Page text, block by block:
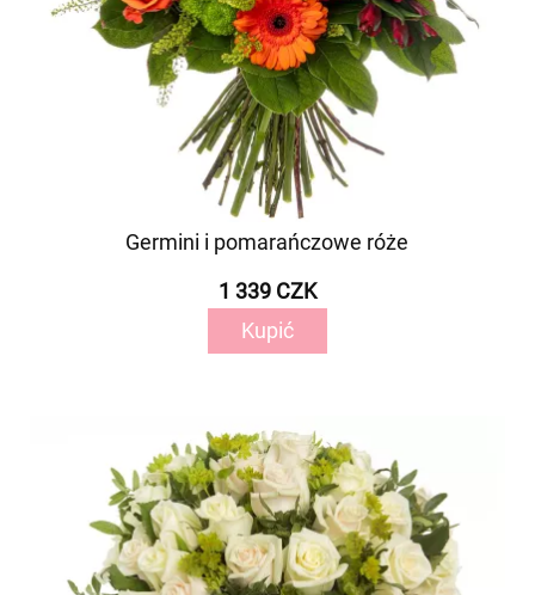
Germini i pomarańczowe róże
1 339 CZK
Kupić